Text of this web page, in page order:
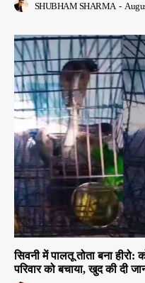
SHUBHAM SHARMA -
सिवनी में पालतू तोता बना
परिवार को बचाया, खुद की दी